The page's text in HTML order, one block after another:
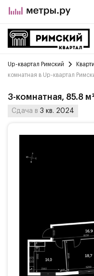
Up-квартал Римский
комнатная в Up-квартал
3-комнатная, 85.8 м²
Сдача в 3 кв. 2024